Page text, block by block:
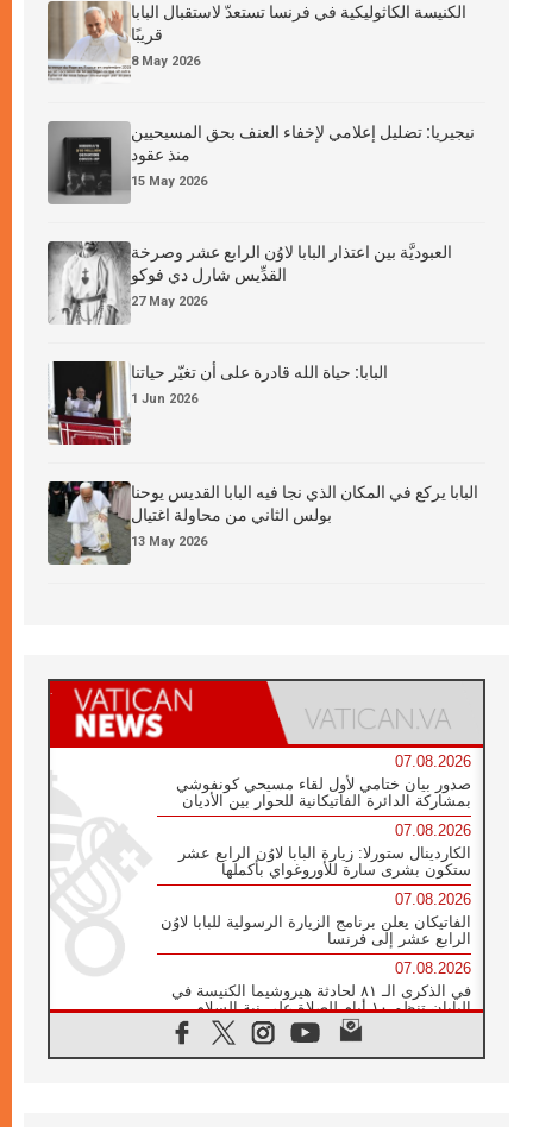
الكنيسة الكاثوليكية في فرنسا تستعدّ لاستقبال البابا
قريبًا
8 May 2026
نيجيريا: تضليل إعلامي لإخفاء العنف بحق المسيحيين
منذ عقود
15 May 2026
العبوديَّة بين اعتذار البابا لاوُن الرابع عشر وصرخة
القدِّيس شارل دي فوكو
27 May 2026
البابا: حياة الله قادرة على أن تغيّر حياتنا
1 Jun 2026
البابا يركع في المكان الذي نجا فيه البابا القديس يوحنا
بولس الثاني من محاولة اغتيال
13 May 2026
07.08.2026
صدور بيان ختامي لأول لقاء مسيحي كونفوشي
بمشاركة الدائرة الفاتيكانية للحوار بين الأديان
07.08.2026
الكاردينال ستورلا: زيارة البابا لاوُن الرابع عشر
ستكون بشرى سارة للأوروغواي بأكملها
07.08.2026
الفاتيكان يعلن برنامج الزيارة الرسولية للبابا لاوُن
الرابع عشر إلى فرنسا
07.08.2026
في الذكرى الـ ٨١ لحادثة هيروشيما الكنيسة في
اليابان تنظم ١٠ أيام للصلاة على نية السلام
الكنيسة في الأوروغواي: زيارة البابا ستعزز